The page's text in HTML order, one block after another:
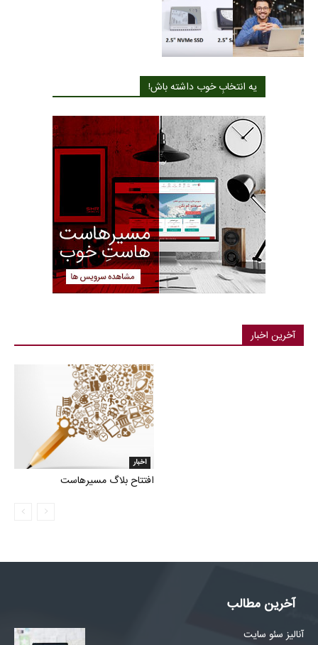
یه انتخابِ خوب داشته باش!
آخرین اخبار
اخبار
افتتاح بلاگ مسیرهاست
آخرین مطالب
آنالیز سئو سایت